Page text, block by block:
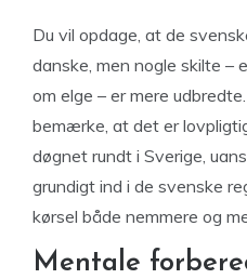
Du vil opdage, at de
danske, men nogle skilte –
om elge – er mere
bemærke, at det er
døgnet rundt i Sverige,
grundigt ind i de svenske
kørsel både nemmere og
Mentale